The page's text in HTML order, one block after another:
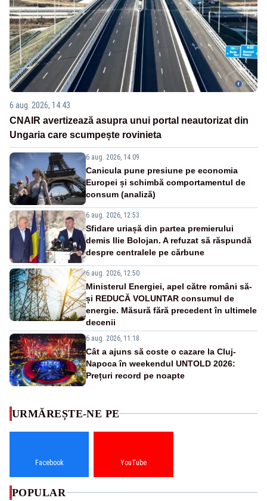
6 aug. 2026, 14:43
CNAIR avertizează asupra unui portal neautorizat din
Ungaria care scumpește rovinieta
6 aug. 2026, 14:09
Canicula pune presiune pe economia
Europei și schimbă comportamentul de
consum (analiză)
6 aug. 2026, 12:53
Sfidare uriașă din partea premierului
demis Ilie Bolojan. A refuzat să răspundă
despre centralele pe cărbune
6 aug. 2026, 12:50
Ministerul Energiei, apel către români să-
și REDUCĂ VOLUNTAR consumul de
energie. Măsură fără precedent în ultimele
decenii
6 aug. 2026, 11:18
Cât a ajuns să coste o cazare la Cluj-
Napoca în weekendul UNTOLD 2026:
Prețuri record pe noapte
URMĂREȘTE-NE PE
Facebook YouTube
POPULAR